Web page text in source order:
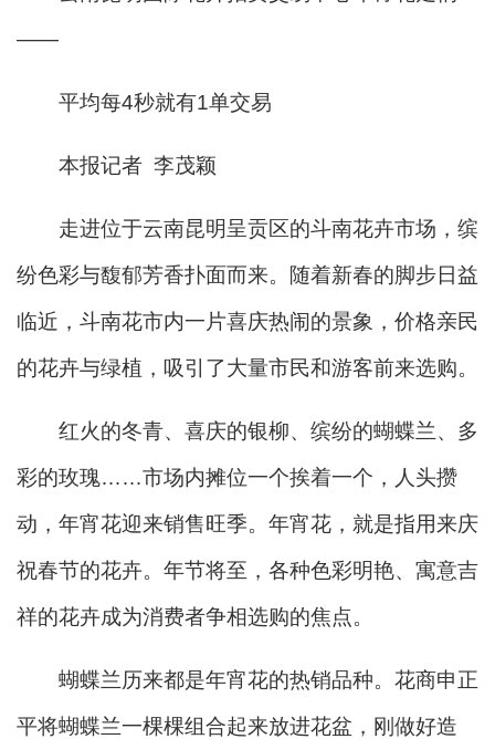
——
平均每4秒就有1单交易
本报记者 李茂颖
走进位于云南昆明呈贡区的斗南花卉市场，缤
纷色彩与馥郁芳香扑面而来。随着新春的脚步日益
临近，斗南花市内一片喜庆热闹的景象，价格亲民
的花卉与绿植，吸引了大量市民和游客前来选购。
红火的冬青、喜庆的银柳、缤纷的蝴蝶兰、多
彩的玫瑰……市场内摊位一个挨着一个，人头攒
动，年宵花迎来销售旺季。年宵花，就是指用来庆
祝春节的花卉。年节将至，各种色彩明艳、寓意吉
祥的花卉成为消费者争相选购的焦点。
蝴蝶兰历来都是年宵花的热销品种。花商申正
平将蝴蝶兰一棵棵组合起来放进花盆，刚做好造